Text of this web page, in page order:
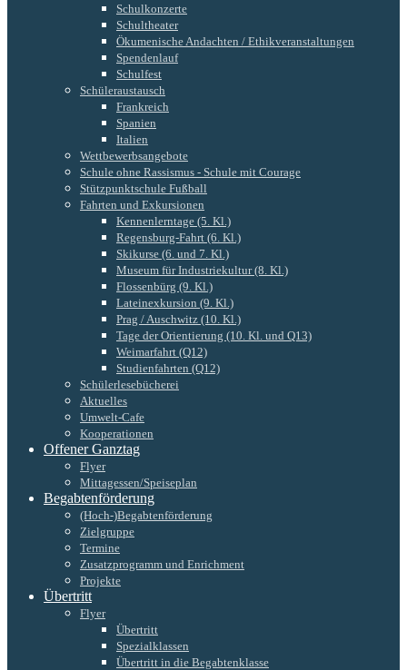
Schulkonzerte
Schultheater
Ökumenische Andachten / Ethikveranstaltungen
Spendenlauf
Schulfest
Schüleraustausch
Frankreich
Spanien
Italien
Wettbewerbsangebote
Schule ohne Rassismus - Schule mit Courage
Stützpunktschule Fußball
Fahrten und Exkursionen
Kennenlerntage (5. Kl.)
Regensburg-Fahrt (6. Kl.)
Skikurse (6. und 7. Kl.)
Museum für Industriekultur (8. Kl.)
Flossenbürg (9. Kl.)
Lateinexkursion (9. Kl.)
Prag / Auschwitz (10. Kl.)
Tage der Orientierung (10. Kl. und Q13)
Weimarfahrt (Q12)
Studienfahrten (Q12)
Schülerlesebücherei
Aktuelles
Umwelt-Cafe
Kooperationen
Offener Ganztag
Flyer
Mittagessen/Speiseplan
Begabtenförderung
(Hoch-)Begabtenförderung
Zielgruppe
Termine
Zusatzprogramm und Enrichment
Projekte
Übertritt
Flyer
Übertritt
Spezialklassen
Übertritt in die Begabtenklasse